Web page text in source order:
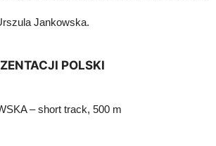
Jankowska.
POLSKI
– short track, 500 m